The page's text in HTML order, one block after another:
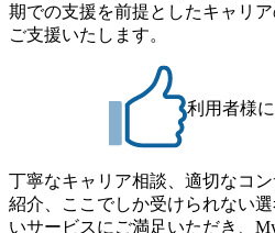
期での支援を前提としたキャリ
ご支援いたします。
利用者様
丁寧なキャリア相談、適切なコ
紹介、ここでしか受けられない
いサービスにご満足いただき、